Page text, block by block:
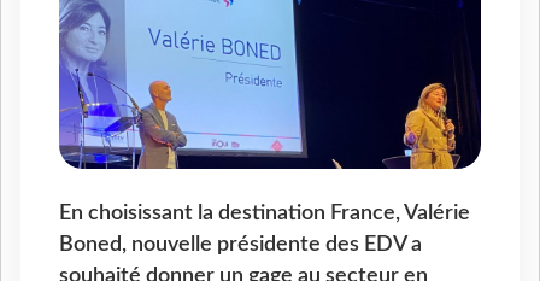
En choisissant la destination France, Valérie
Boned, nouvelle présidente des EDV a
souhaité donner un gage au secteur en